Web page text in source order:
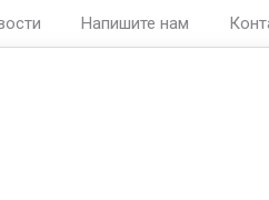
Напишите нам